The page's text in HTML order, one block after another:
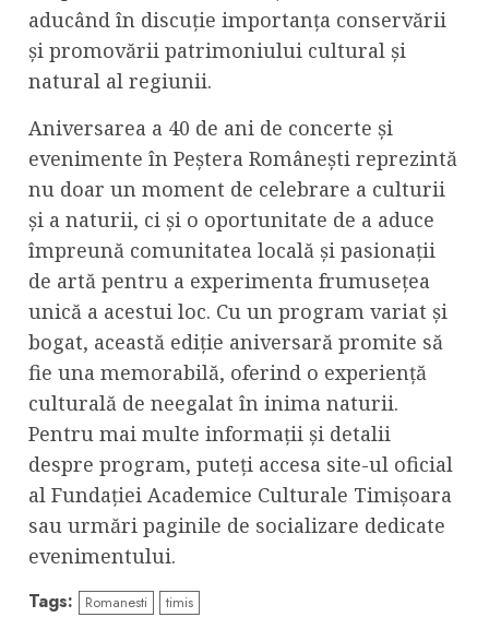
aducând în discuție importanța conservării
și promovării patrimoniului cultural și
natural al regiunii.
Aniversarea a 40 de ani de concerte și
evenimente în Peștera Românești reprezintă
nu doar un moment de celebrare a culturii
și a naturii, ci și o oportunitate de a aduce
împreună comunitatea locală și pasionații
de artă pentru a experimenta frumusețea
unică a acestui loc. Cu un program variat și
bogat, această ediție aniversară promite să
fie una memorabilă, oferind o experiență
culturală de neegalat în inima naturii.
Pentru mai multe informații și detalii
despre program, puteți accesa site-ul oficial
al Fundației Academice Culturale Timișoara
sau urmări paginile de socializare dedicate
evenimentului.
Tags: Romanesti timis